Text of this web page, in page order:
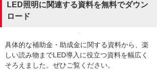
LED照明に関連する資料を無料でダウン
ロード
具体的な補助金・助成金に関する資料から、楽
しい読み物までLED導入に役立つ資料を幅広く
そろえました。ぜひご覧ください。